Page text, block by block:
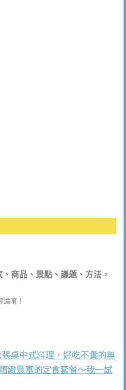
商品、景點、議題、方法，
唷！
桌中式料理，好吃不貴的無
緻豐富的定食套餐～我一試